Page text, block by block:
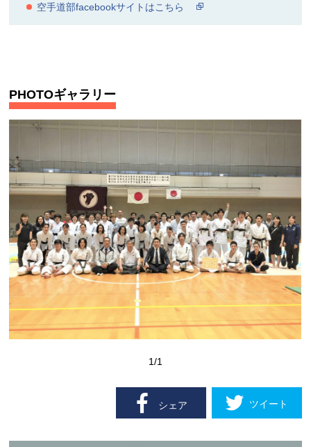
空手道部facebookサイトはこちら
PHOTOギャラリー
1/1
シェア ツイート